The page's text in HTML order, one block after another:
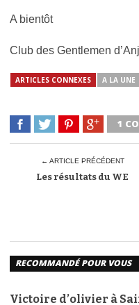
A bientôt
Club des Gentlemen
ARTICLES CONNEXES A LA UNE
1
← ARTICLE PRÉCÉDENT
Les résultats du WE
RECOMMANDÉ POUR VOUS
Victoire d’olivier à